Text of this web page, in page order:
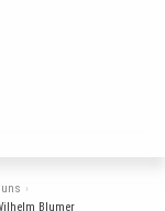
uns
Blumer